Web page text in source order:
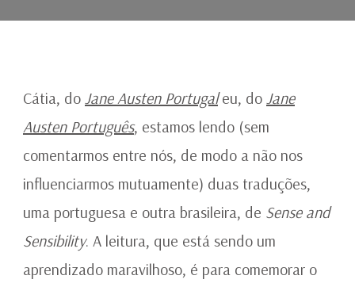
AND
ANOS
DEPOIS
PARTE
I
Cátia, do Jane Austen Portugaleu, do Jane
Austen Português, estamos lendo (sem
comentarmos entre nós, de modo a não nos
influenciarmos mutuamente) duas traduções,
uma portuguesa e outra brasileira, de Sense and
Sensibility. A leitura, que está sendo um
aprendizado maravilhoso, é para comemorar o